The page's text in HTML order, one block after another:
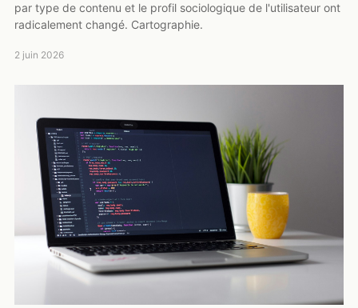
par type de contenu et le profil sociologique de l'utilisateur ont
radicalement changé. Cartographie.
2 juin 2026